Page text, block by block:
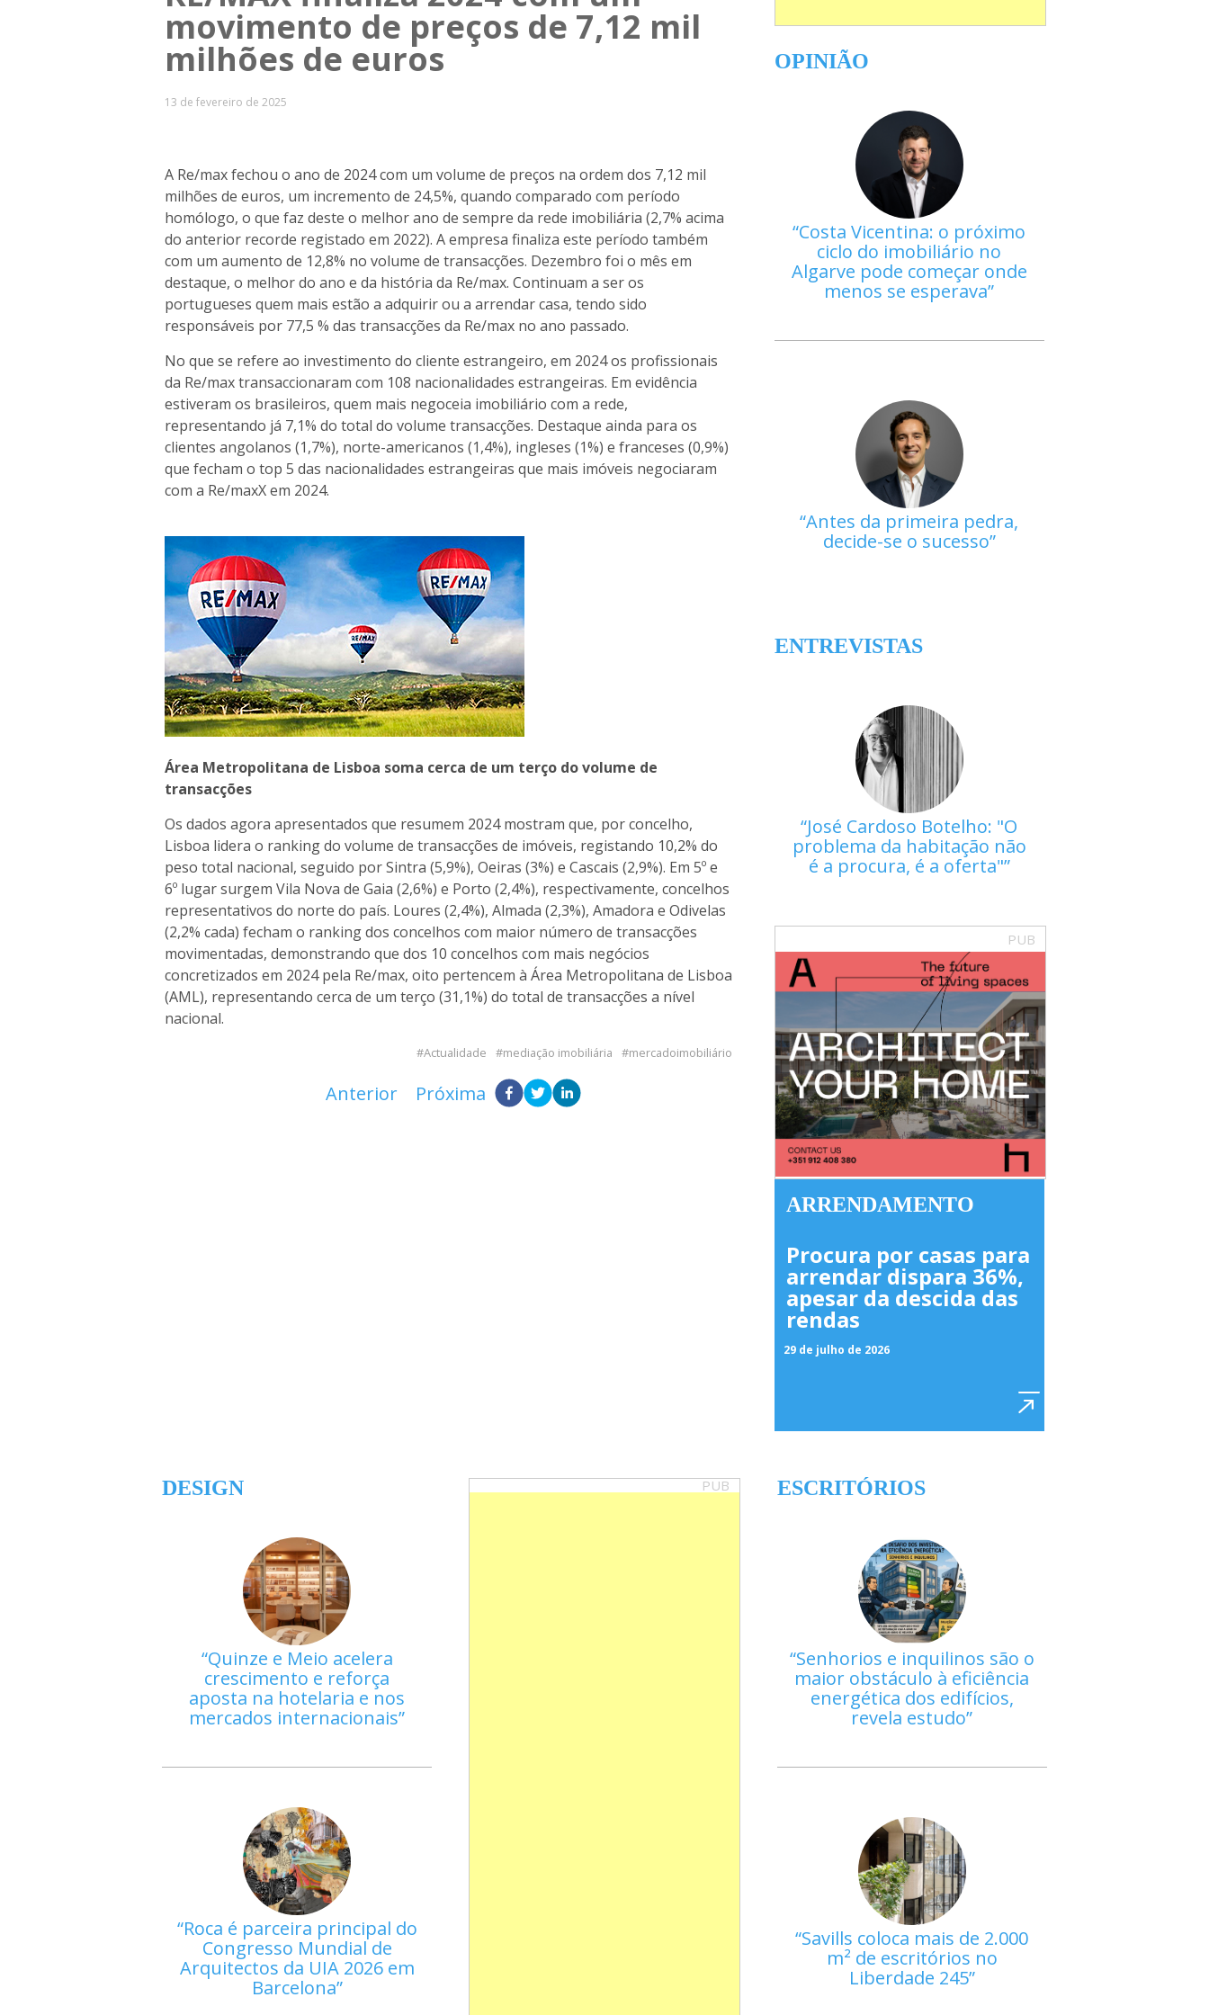
movimento de preços de 7,12 mil
milhões de euros
13 de fevereiro de 2025
A Re/max fechou o ano de 2024 com um volume de preços na ordem dos 7,12 mil
milhões de euros, um incremento de 24,5%, quando comparado com período
homólogo, o que faz deste o melhor ano de sempre da rede imobiliária (2,7% acima
do anterior recorde registado em 2022). A empresa finaliza este período também
com um aumento de 12,8% no volume de transacções. Dezembro foi o mês em
destaque, o melhor do ano e da história da Re/max. Continuam a ser os
portugueses quem mais estão a adquirir ou a arrendar casa, tendo sido
responsáveis por 77,5 % das transacções da Re/max no ano passado.
No que se refere ao investimento do cliente estrangeiro, em 2024 os profissionais
da Re/max transaccionaram com 108 nacionalidades estrangeiras. Em evidência
estiveram os brasileiros, quem mais negoceia imobiliário com a rede,
representando já 7,1% do total do volume transacções. Destaque ainda para os
clientes angolanos (1,7%), norte-americanos (1,4%), ingleses (1%) e franceses (0,9%)
que fecham o top 5 das nacionalidades estrangeiras que mais imóveis negociaram
com a Re/maxX em 2024.
Área Metropolitana de Lisboa soma cerca de um terço do volume de
transacções
Os dados agora apresentados que resumem 2024 mostram que, por concelho,
Lisboa lidera o ranking do volume de transacções de imóveis, registando 10,2% do
peso total nacional, seguido por Sintra (5,9%), Oeiras (3%) e Cascais (2,9%). Em 5º e
6º lugar surgem Vila Nova de Gaia (2,6%) e Porto (2,4%), respectivamente, concelhos
representativos do norte do país. Loures (2,4%), Almada (2,3%), Amadora e Odivelas
(2,2% cada) fecham o ranking dos concelhos com maior número de transacções
movimentadas, demonstrando que dos 10 concelhos com mais negócios
concretizados em 2024 pela Re/max, oito pertencem à Área Metropolitana de Lisboa
(AML), representando cerca de um terço (31,1%) do total de transacções a nível
nacional.
Actualidade mediação imobiliária mercadoimobiliário
Anterior Próxima
OPINIÃO
Costa Vicentina: o próximo
ciclo do imobiliário no
Algarve pode começar onde
menos se esperava
Antes da primeira pedra,
decide-se o sucesso
ENTREVISTAS
José Cardoso Botelho: "O
problema da habitação não
é a procura, é a oferta"
PUB
ARRENDAMENTO
Procura por casas para
arrendar dispara 36%,
apesar da descida das
rendas
29 de julho de 2026
DESIGN
Quinze e Meio acelera
crescimento e reforça
aposta na hotelaria e nos
mercados internacionais
Roca é parceira principal do
Congresso Mundial de
Arquitectos da UIA 2026 em
Barcelona
PUB ESCRITÓRIOS
Senhorios e inquilinos são o
maior obstáculo à eficiência
energética dos edifícios,
revela estudo
Savills coloca mais de 2.000
m² de escritórios no
Liberdade 245